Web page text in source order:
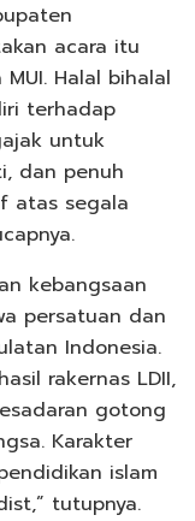
acara itu
Halal bihalal
terhadap
untuk
dan penuh
atas segala
kebangsaan
persatuan dan
Indonesia.
rakernas LDII,
gotong
Karakter
islam
tutupnya.